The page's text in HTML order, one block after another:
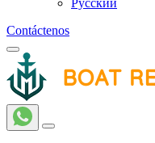
Русский
Contáctenos